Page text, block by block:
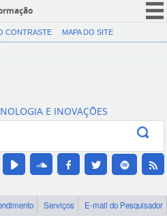
CORONAVÍRUS (COVID-19)
Canais
CONTRASTE MAPA DO SITE
E INOVAÇÕES
Serviços
E-mail do Pesquisador